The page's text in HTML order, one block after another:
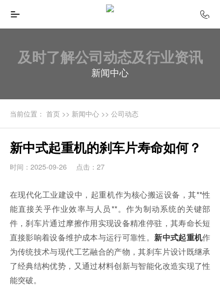
及时了解公司动态及行业资讯
新闻中心
当前位置： 首页>> 新闻中心>> 公司动态
新中式起重机的刹车片寿命如何？
时间：2025-09-26 点击：27
在现代化工业建设中，起重机作为核心搬运设备，其**性
能直接关乎作业效率与人员**。作为制动系统的关键部
件，刹车片通过摩擦作用实现设备精准停驻，其寿命长短
直接影响着设备维护成本与运行可靠性。新中式起重机作
为传统技术与现代工艺融合的产物，其刹车片设计既继承
了经典结构优势，又通过材料创新与智能化改造实现了性
能突破。